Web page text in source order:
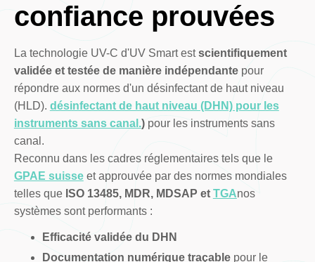
confiance prouvées
La technologie UV-C d'UV Smart estscientifiquement
validée et testée de manière indépendantepour
répondre aux normes d'un désinfectant de haut niveau
(HLD). désinfectant de haut niveau (DHN) pour les
instruments sans canal.)pour les instruments sans
canal.
Reconnu dans les cadres réglementaires tels que le
GPAE suisseet approuvée par des normes mondiales
telles que ISO 13485, MDR, MDSAP et TGAnos
systèmes sont performants :
Efficacité validée du DHN
Documentation numérique traçablepour le